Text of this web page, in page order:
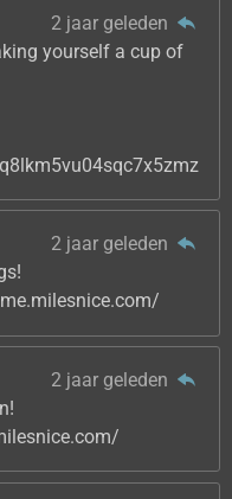
2 jaar geleden
yourself a cup of
2 jaar geleden
2 jaar geleden